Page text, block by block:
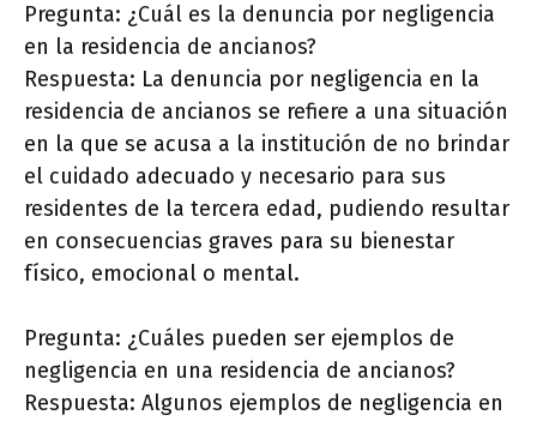
Pregunta: ¿Cuál es la denuncia por negligencia
en la residencia de ancianos?
Respuesta: La denuncia por negligencia en la
residencia de ancianos se refiere a una situación
en la que se acusa a la institución de no brindar
el cuidado adecuado y necesario para sus
residentes de la tercera edad, pudiendo resultar
en consecuencias graves para su bienestar
físico, emocional o mental.
Pregunta: ¿Cuáles pueden ser ejemplos de
negligencia en una residencia de ancianos?
Respuesta: Algunos ejemplos de negligencia en